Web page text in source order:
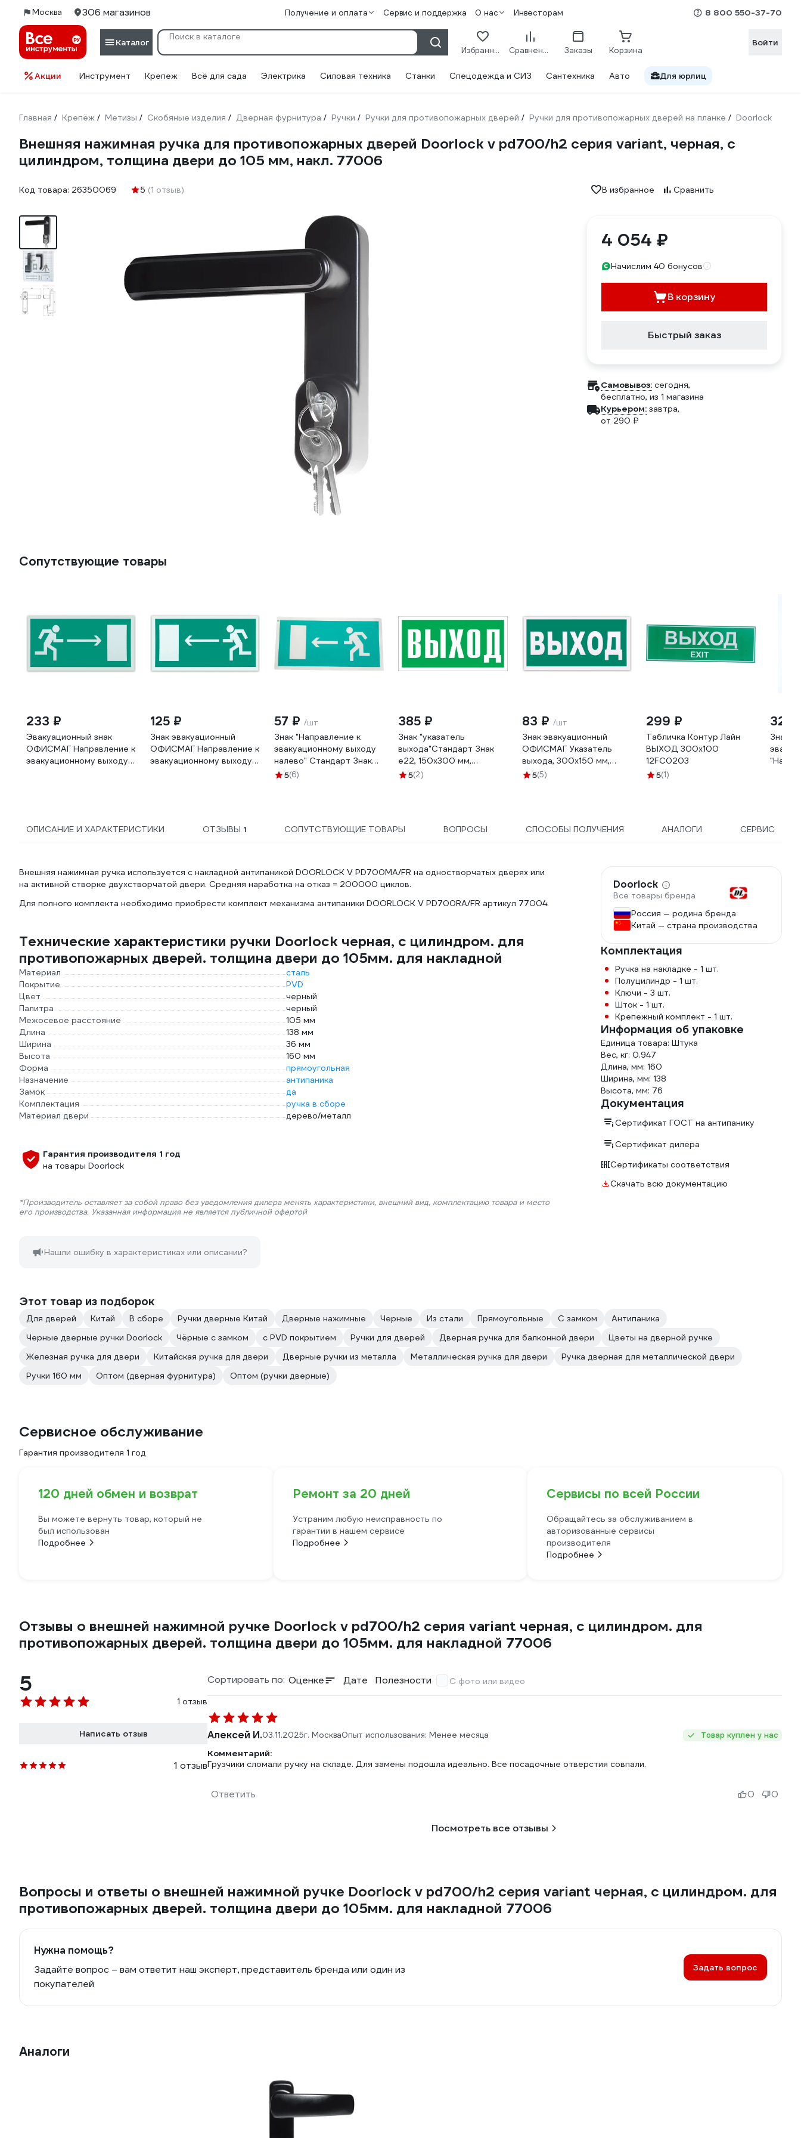
Москва 306 магазинов Получение и оплата Сервис и поддержка О нас Инвесторам 8 800 550-37-70
Каталог
Избранное Сравнение Заказы Корзина
Войти
Акции Инструмент Крепеж Всё для сада Электрика Силовая техника Станки Спецодежда и СИЗ Сантехника Авто Для юрлиц
Главная / Крепёж / Метизы / Скобяные изделия / Дверная фурнитура / Ручки / Ручки для противопожарных дверей / Ручки для противопожарных дверей на планке / Doorlock
Внешняя нажимная ручка для противопожарных дверей Doorlock v pd700/h2 серия variant, черная, с
цилиндром, толщина двери до 105 мм, накл. 77006
Код товара: 26350069 5 (1 отзыв) В избранное Сравнить
4 054 ₽
Начислим 40 бонусов
В корзину
Быстрый заказ
Самовывоз: сегодня,
бесплатно, из 1 магазина
Курьером: завтра,
от 290 ₽
Сопутствующие товары
233 ₽
Эвакуационный знак
ОФИСМАГ Направление к
эвакуационному выходу
125 ₽
Знак эвакуационный
ОФИСМАГ Направление к
эвакуационному выходу
57 ₽ /шт
Знак "Направление к
эвакуационному выходу
налево" Стандарт Знак
Е04, 150x300 мм, 00-
5(6)
385 ₽
Знак "указатель
выхода"Стандарт Знак
е22, 150x300 мм,
фотолюм s 2, пленка
5(2)
83 ₽ /шт
Знак эвакуационный
ОФИСМАГ Указатель
выхода, 300x150 мм,
фотолюминесцентный,
5(5)
299 ₽
Табличка Контур Лайн
ВЫХОД 300х100
12FC0203
5(1)
327
Знак
ОПИСАНИЕ И ХАРАКТЕРИСТИКИ ОТЗЫВЫ 1 СОПУТСТВУЮЩИЕ ТОВАРЫ ВОПРОСЫ СПОСОБЫ ПОЛУЧЕНИЯ АНАЛОГИ СЕРВИС
Внешняя нажимная ручка используется с накладной антипаникой DOORLOCK V PD700MA/FR на одностворчатых дверях или
на активной створке двухстворчатой двери. Средняя наработка на отказ = 200000 циклов.
Для полного комплекта необходимо приобрести комплект механизма антипаники DOORLOCK V PD700RA/FR артикул 77004.
Технические характеристики ручки Doorlock черная, с цилиндром. для
противопожарных дверей. толщина двери до 105мм. для накладной
Материал
сталь
Покрытие
PVD
Цвет
черный
Палитра
черный
Межосевое расстояние
105 мм
Длина
138 мм
Ширина
36 мм
Высота
160 мм
Форма
прямоугольная
Назначение
антипаника
Замок
да
Комплектация
ручка в сборе
Материал двери
дерево/металл
Гарантия производителя 1 год
на товары Doorlock
*Производитель оставляет за собой право без уведомления дилера менять характеристики, внешний вид, комплектацию товара и место
его производства. Указанная информация не является публичной офертой
Нашли ошибку в характеристиках или описании?
Doorlock
Все товары бренда
Россия — родина бренда
Китай — страна производства
Комплектация
Ручка на накладке - 1 шт.
Полуцилиндр - 1 шт.
Ключи - 3 шт.
Шток - 1 шт.
Крепежный комплект - 1 шт.
Информация об упаковке
Единица товара: Штука
Вес, кг: 0.947
Длина, мм: 160
Ширина, мм: 138
Высота, мм: 76
Документация
Сертификат ГОСТ на антипанику
Сертификат дилера
Сертификаты соответствия
Скачать всю документацию
Этот товар из подборок
Для дверей Китай В сборе Ручки дверные Китай Дверные нажимные Черные Из стали Прямоугольные С замком
Антипаника
Черные дверные ручки Doorlock
Чёрные с замком с PVD покрытием Ручки для дверей Дверная ручка для балконной двери
Цветы на дверной ручке
Железная ручка для двери
Китайская ручка для двери Дверные ручки из металла Металлическая ручка для двери
Ручка дверная для металлической двери
Ручки 160 мм
Оптом (дверная фурнитура) Оптом (ручки дверные)
Сервисное обслуживание
Гарантия производителя 1 год
120 дней обмен и возврат
Вы можете вернуть товар, который не
был использован
Подробнее
Ремонт за 20 дней
Устраним любую неисправность по
гарантии в нашем сервисе
Подробнее
Сервисы по всей России
Обращайтесь за обслуживанием в
авторизованные сервисы
производителя
Подробнее
Отзывы о внешней нажимной ручке Doorlock v pd700/h2 серия variant черная, с цилиндром. для
противопожарных дверей. толщина двери до 105мм. для накладной 77006
5
1 отзыв
Написать отзыв
1 отзыв
Сортировать по: Оценке Дате Полезности С фото или видео
Алексей И.03.11.2025г. МоскваОпыт использования: Менее месяца Товар куплен у нас
Комментарий:
Грузчики сломали ручку на складе. Для замены подошла идеально. Все посадочные отверстия совпали.
Ответить 0 0
Посмотреть все отзывы
Вопросы и ответы о внешней нажимной ручке Doorlock v pd700/h2 серия variant черная, с цилиндром. для
противопожарных дверей. толщина двери до 105мм. для накладной 77006
Нужна помощь?
Задайте вопрос – вам ответит наш эксперт, представитель бренда или один из
покупателей
Задать вопрос
Аналоги